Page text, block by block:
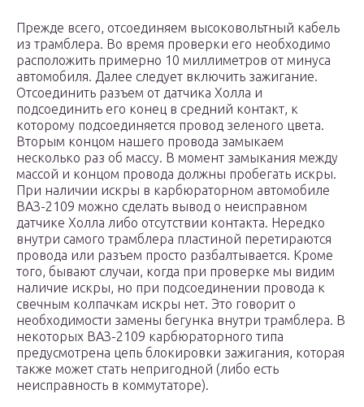
Прежде всего, отсоединяем высоковольтный кабель
из трамблера. Во время проверки его необходимо
расположить примерно 10 миллиметров от минуса
автомобиля. Далее следует включить зажигание.
Отсоединить разъем от датчика Холла и
подсоединить его конец в средний контакт, к
которому подсоединяется провод зеленого цвета.
Вторым концом нашего провода замыкаем
несколько раз об массу. В момент замыкания между
массой и концом провода должны пробегать искры.
При наличии искры в карбюраторном автомобиле
ВАЗ-2109 можно сделать вывод о неисправном
датчике Холла либо отсутствии контакта. Нередко
внутри самого трамблера пластиной перетираются
провода или разъем просто разбалтывается. Кроме
того, бывают случаи, когда при проверке мы видим
наличие искры, но при подсоединении провода к
свечным колпачкам искры нет. Это говорит о
необходимости замены бегунка внутри трамблера. В
некоторых ВАЗ-2109 карбюраторного типа
предусмотрена цепь блокировки зажигания, которая
также может стать непригодной (либо есть
неисправность в коммутаторе).